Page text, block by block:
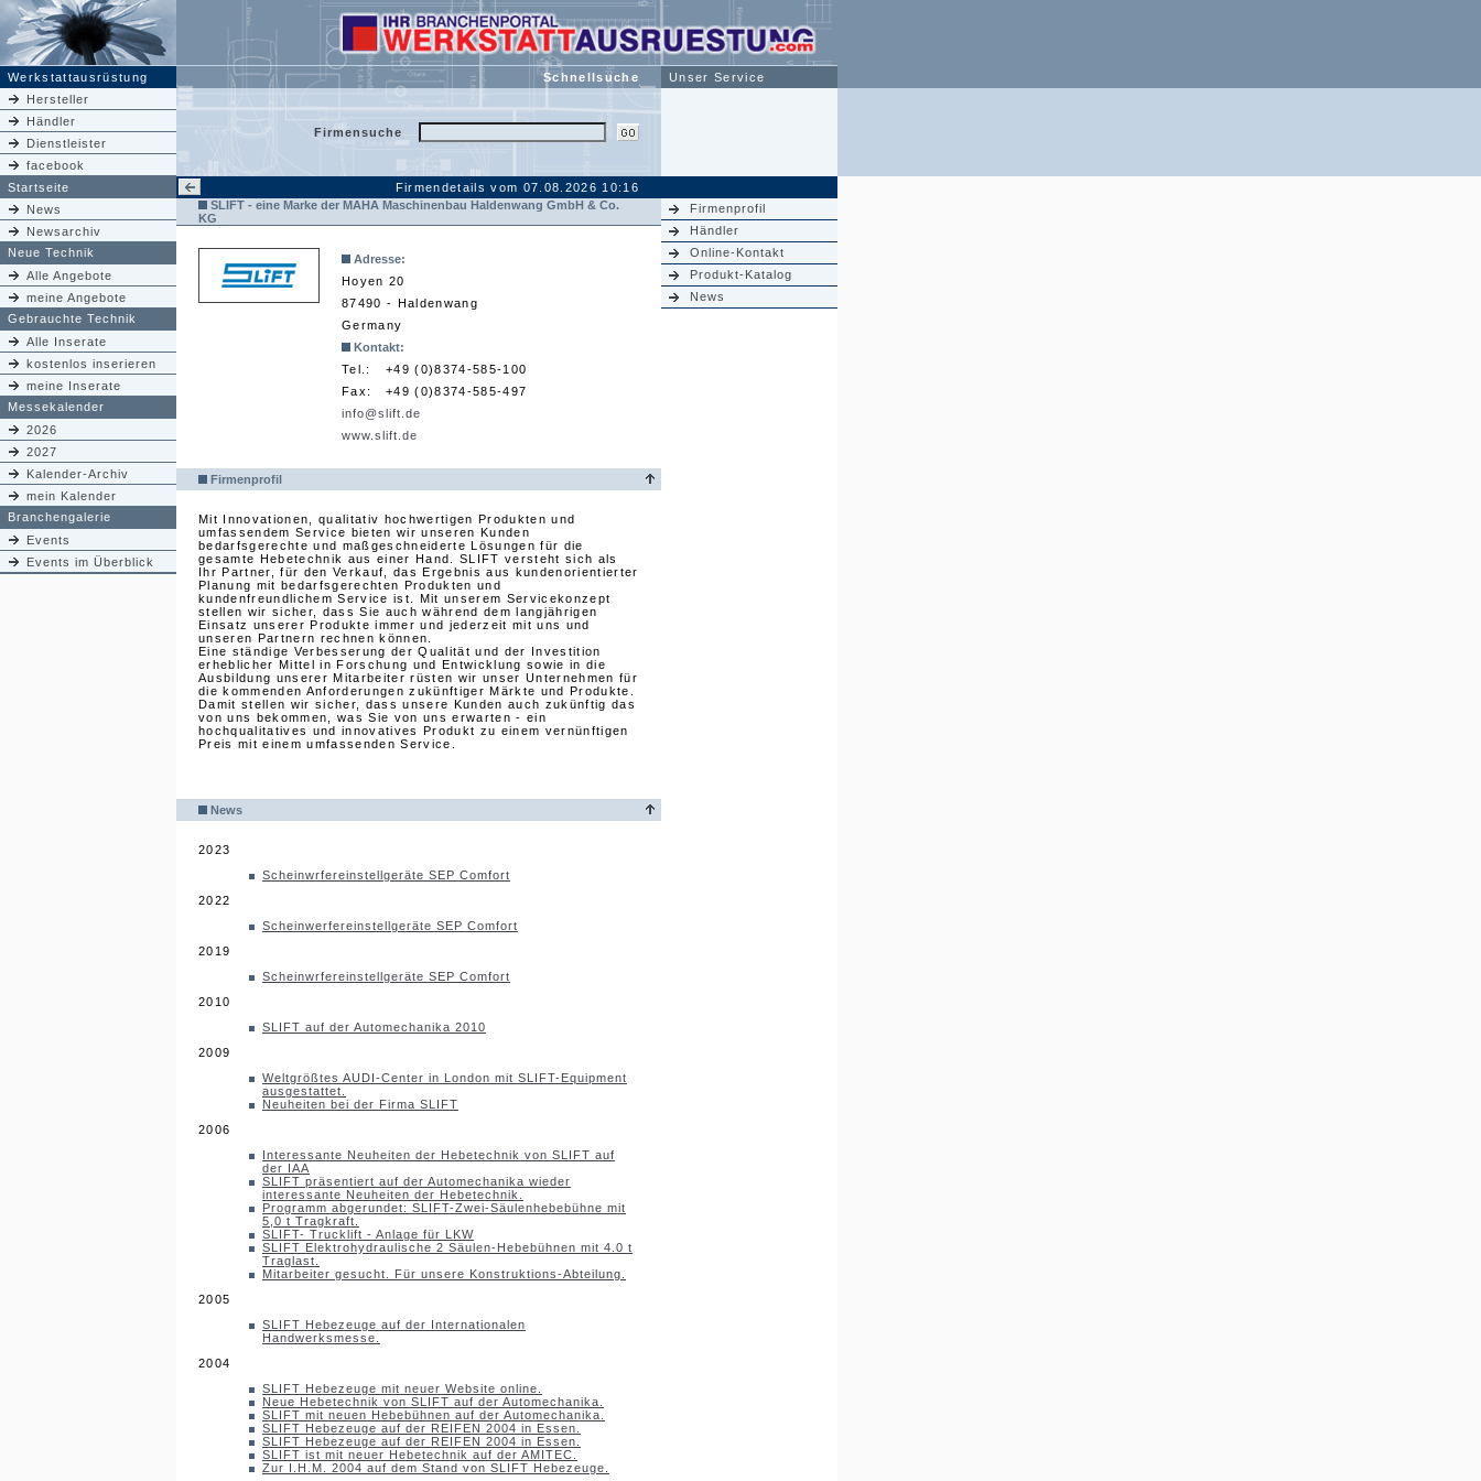
Werkstattausrüstung Schnellsuche
Unser Service
Hersteller
Händler
Dienstleister
facebook
Firmensuche
Startseite
Firmendetails vom 07.08.2026 10:16
News
Newsarchiv
Neue Technik
Alle Angebote
meine Angebote
Gebrauchte Technik
Alle Inserate
kostenlos inserieren
meine Inserate
Messekalender
2026
2027
Kalender-Archiv
mein Kalender
Branchengalerie
Events
Events im Überblick
SLIFT - eine Marke der MAHA Maschinenbau Haldenwang GmbH & Co.
KG
Adresse:
Hoyen 20
87490 - Haldenwang
Germany
Kontakt:
Tel.:
+49 (0)8374-585-100
Fax:
+49 (0)8374-585-497
info@slift.de
www.slift.de
Firmenprofil
Mit Innovationen, qualitativ hochwertigen Produkten und
umfassendem Service bieten wir unseren Kunden
bedarfsgerechte und maßgeschneiderte Lösungen für die
gesamte Hebetechnik aus einer Hand. SLIFT versteht sich als
Ihr Partner, für den Verkauf, das Ergebnis aus kundenorientierter
Planung mit bedarfsgerechten Produkten und
kundenfreundlichem Service ist. Mit unserem Servicekonzept
stellen wir sicher, dass Sie auch während dem langjährigen
Einsatz unserer Produkte immer und jederzeit mit uns und
unseren Partnern rechnen können.
Eine ständige Verbesserung der Qualität und der Investition
erheblicher Mittel in Forschung und Entwicklung sowie in die
Ausbildung unserer Mitarbeiter rüsten wir unser Unternehmen für
die kommenden Anforderungen zukünftiger Märkte und Produkte.
Damit stellen wir sicher, dass unsere Kunden auch zukünftig das
von uns bekommen, was Sie von uns erwarten - ein
hochqualitatives und innovatives Produkt zu einem vernünftigen
Preis mit einem umfassenden Service.
News
2023
Scheinwrfereinstellgeräte SEP Comfort
2022
Scheinwerfereinstellgeräte SEP Comfort
2019
Scheinwrfereinstellgeräte SEP Comfort
2010
SLIFT auf der Automechanika 2010
2009
Weltgrößtes AUDI-Center in London mit SLIFT-Equipment
ausgestattet.
Neuheiten bei der Firma SLIFT
2006
Interessante Neuheiten der Hebetechnik von SLIFT auf
der IAA
SLIFT präsentiert auf der Automechanika wieder
interessante Neuheiten der Hebetechnik.
Programm abgerundet: SLIFT-Zwei-Säulenhebebühne mit
5,0 t Tragkraft.
SLIFT- Trucklift - Anlage für LKW
SLIFT Elektrohydraulische 2 Säulen-Hebebühnen mit 4.0 t
Traglast.
Mitarbeiter gesucht. Für unsere Konstruktions-Abteilung.
2005
SLIFT Hebezeuge auf der Internationalen
Handwerksmesse.
2004
SLIFT Hebezeuge mit neuer Website online.
Neue Hebetechnik von SLIFT auf der Automechanika.
SLIFT mit neuen Hebebühnen auf der Automechanika.
SLIFT Hebezeuge auf der REIFEN 2004 in Essen.
SLIFT Hebezeuge auf der REIFEN 2004 in Essen.
SLIFT ist mit neuer Hebetechnik auf der AMITEC.
Zur I.H.M. 2004 auf dem Stand von SLIFT Hebezeuge.
Firmenprofil
Händler
Online-Kontakt
Produkt-Katalog
News